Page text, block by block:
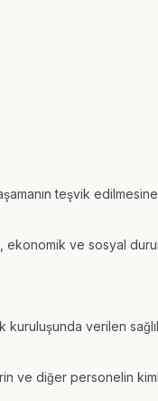
teşvik
ve sosyal
kuruluşunda verilen
ve diğer personelin